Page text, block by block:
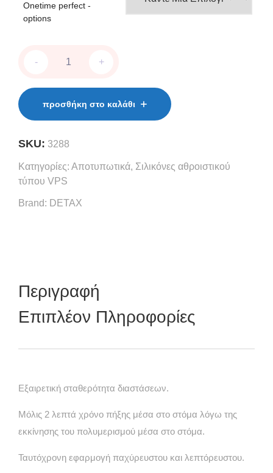
Onetime perfect -
options
perfect
- +
προσθήκη στο καλάθι
SKU: 3288
Κατηγορίες: Αποτυπωτικά, Σιλικόνες αθροιστικού
τύπου VPS
Brand: DETAX
Περιγραφή
Επιπλέον Πληροφορίες
Εξαιρετική σταθερότητα διαστάσεων.
Μόλις 2 λεπτά χρόνο πήξης μέσα στο στόμα λόγω της
εκκίνησης του πολυμερισμού μέσα στο στόμα.
Ταυτόχρονη εφαρμογή παχύρευστου και λεπτόρευστου.